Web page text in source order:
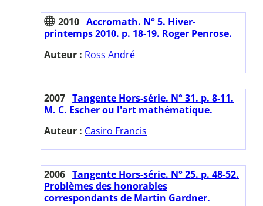
2010 Accromath. N° 5. Hiver-
printemps 2010. p. 18-19. Roger Penrose.
Auteur : Ross André
2007 Tangente Hors-série. N° 31. p. 8-11.
M. C. Escher ou l'art mathématique.
Auteur : Casiro Francis
2006 Tangente Hors-série. N° 25. p. 48-52.
Problèmes des honorables
correspondants de Martin Gardner.